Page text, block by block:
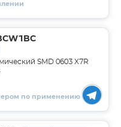
SMD 0603 X7R
по применению